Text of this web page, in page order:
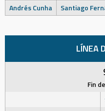
Andrés Cunha
Santiago
LÍNEA
Fin